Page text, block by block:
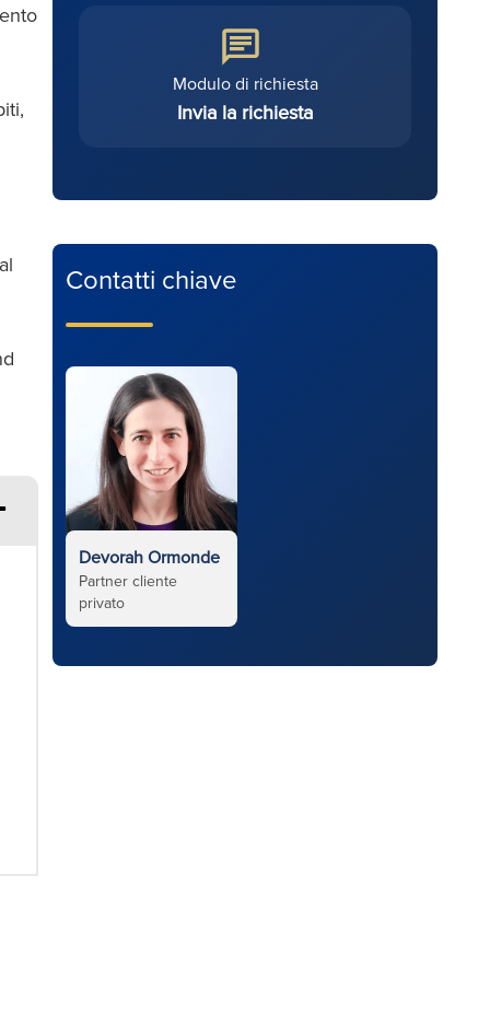
Modulo di richiesta
Invia la richiesta
Contatti chiave
Devorah Ormonde
Partner cliente
privato